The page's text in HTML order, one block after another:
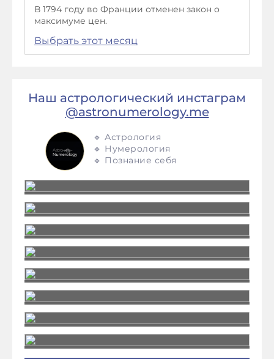
В 1794 году во Франции отменен закон о
максимуме цен.
Выбрать этот месяц
Наш астрологический инстаграм
@astronumerology.me
🔹 Астрология
🔹 Нумерология
🔹 Познание себя